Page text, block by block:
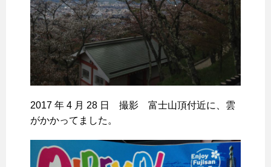
2017 年 4 月 28 日 撮影 富士山頂付近に、雲
がかかってました。